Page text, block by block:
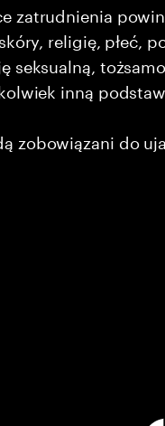
zatrudnienia
religię, płeć,
seksualną,
inną
zobowiązani do